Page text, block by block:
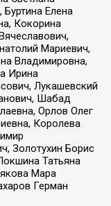
Елена
Кокорина
Мариевич,
Владимировна,
Ирина
Лукашевский
Шабад
Орлов Олег
Королева
Золотухин Борис
Татьяна
Мара
Герман